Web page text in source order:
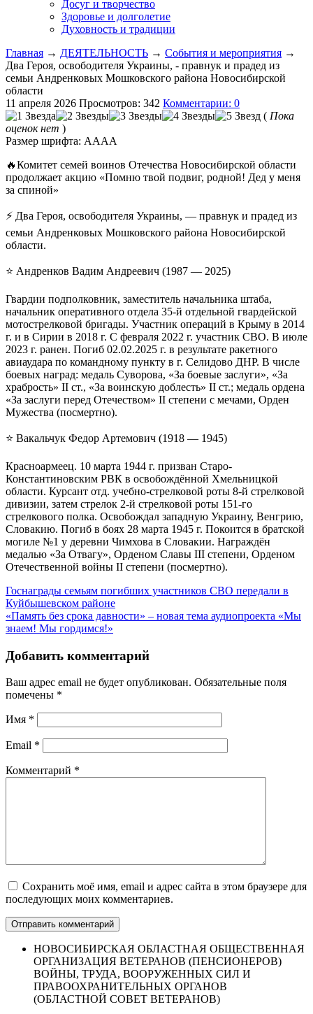
Досуг и творчество
Здоровье и долголетие
Духовность и традиции
Главная → ДЕЯТЕЛЬНОСТЬ → События и мероприятия →
Два Героя, освободителя Украины, - правнук и прадед из
семьи Андренковых Мошковского района Новосибирской
области
11 апреля 2026 Просмотров: 342 Комментарии: 0
( Пока
оценок нет )
Размер шрифта: AAAA
🔥Комитет семей воинов Отечества Новосибирской области
продолжает акцию «Помню твой подвиг, родной! Дед у меня
за спиной»
⚡️ Два Героя, освободителя Украины, — правнук и прадед из
семьи Андренковых Мошковского района Новосибирской
области.
⭐️ Андренков Вадим Андреевич (1987 — 2025)
Гвардии подполковник, заместитель начальника штаба,
начальник оперативного отдела 35-й отдельной гвардейской
мотострелковой бригады. Участник операций в Крыму в 2014
г. и в Сирии в 2018 г. С февраля 2022 г. участник СВО. В июле
2023 г. ранен. Погиб 02.02.2025 г. в результате ракетного
авиаудара по командному пункту в г. Селидово ДНР. В числе
боевых наград: медаль Суворова, «За боевые заслуги», «За
храбрость» II ст., «За воинскую доблесть» II ст.; медаль ордена
«За заслуги перед Отечеством» II степени с мечами, Орден
Мужества (посмертно).
⭐️ Вакальчук Федор Артемович (1918 — 1945)
Красноармеец. 10 марта 1944 г. призван Старо-
Константиновским РВК в освобождённой Хмельницкой
области. Курсант отд. учебно-стрелковой роты 8-й стрелковой
дивизии, затем стрелок 2-й стрелковой роты 151-го
стрелкового полка. Освобождал западную Украину, Венгрию,
Словакию. Погиб в боях 28 марта 1945 г. Покоится в братской
могиле №1 у деревни Чимхова в Словакии. Награждён
медалью «За Отвагу», Орденом Славы III степени, Орденом
Отечественной войны II степени (посмертно).
Госнаграды семьям погибших участников СВО передали в
Куйбышевском районе
«Память без срока давности» – новая тема аудиопроекта «Мы
знаем! Мы гордимся!»
Добавить комментарий
Ваш адрес email не будет опубликован. Обязательные поля
помечены *
Имя *
Email *
Комментарий *
Сохранить моё имя, email и адрес сайта в этом браузере для
последующих моих комментариев.
НОВОСИБИРСКАЯ ОБЛАСТНАЯ ОБЩЕСТВЕННАЯ
ОРГАНИЗАЦИЯ ВЕТЕРАНОВ (ПЕНСИОНЕРОВ)
ВОЙНЫ, ТРУДА, ВООРУЖЕННЫХ СИЛ И
ПРАВООХРАНИТЕЛЬНЫХ ОРГАНОВ
(ОБЛАСТНОЙ СОВЕТ ВЕТЕРАНОВ)